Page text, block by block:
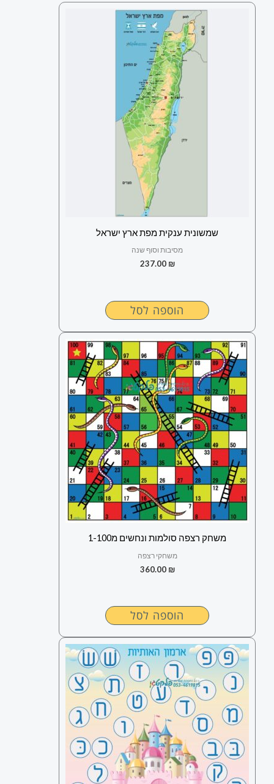
שמשונית ענקית מפת ארץ ישראל
מסיבות וסוף שנה
237.00 ₪
הוספה לסל
משחק רצפה סולמות ונחשים מ1-100
משחקי רצפה
360.00 ₪
הוספה לסל